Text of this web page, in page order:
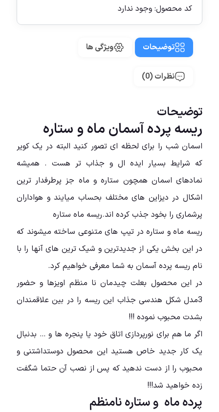
کد محصول: وجود ندارد
توضیحات ویژگی ها
نظرات (0)
توضیحات
ریسه پرده آسمان ماه و ستاره
اسمان شب را برای لحظه ای تصور کنید البته در یک کویر
که شرایط بسیار ایده ال و جذاب تر هست . همیشه
نمادهای اسمان همچون ستاره و ماه جز پرطرفدار ترین
اشکال در دیزاین های مختلف بحساب میایند و هواداران
پرشماری را بخود جذب کرده اند.ریسه ماه ستاره
ریسه ماه و ستاره در تیپ های متنوعی ساخته میشوند که
در این بخش یکی از جدیدترین و شیک ترین های آنها را با
نام ریسه پرده آسمان به شما معرفی خواهیم کرد.
در این محصول بعلت چیدمان نا منظم اویزها و حضور
3مدل شکل هندسی جذاب این ریسه را در بین علاقمندان
بشدت محبوب نموده !!!
اگر ما هم برای نورپردازی اتاق خود یا پنجره ها و … بدنبال
یک کار جدید خاص هستید این محصول دوستداشتنی و
محبوب را از دست ندهید که پس از نصب آن حتما شگفت
زده خواهید شد!!!
پرده ماه و ستاره نامنظم